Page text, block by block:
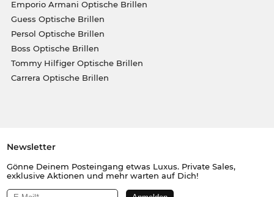
Emporio Armani Optische Brillen
Guess Optische Brillen
Persol Optische Brillen
Boss Optische Brillen
Tommy Hilfiger Optische Brillen
Carrera Optische Brillen
Newsletter
Gönne Deinem Posteingang etwas Luxus. Private Sales,
exklusive Aktionen und mehr warten auf Dich!